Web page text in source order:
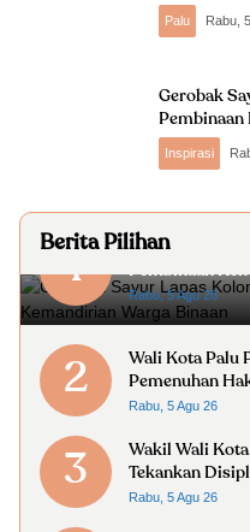
Palu Rabu,
Gerobak
Pembinaan
Inspirasi
Berita Pilihan
1
Gerobak Sayur
Pembinaan
Rabu, 5 Agu 26
2
Wali Kota Palu
Pemenuhan
Rabu, 5 Agu 26
3
Wakil Wali
Tekankan
Rabu, 5 Agu 26